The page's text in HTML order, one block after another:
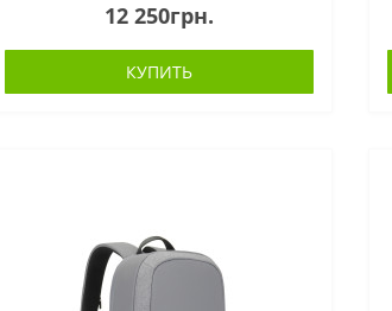
встроенным технологичным чехлом и
12 250грн.
КУПИТЬ